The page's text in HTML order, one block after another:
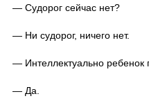
— Судорог сейчас нет?
— Ни судорог, ничего нет.
— Интеллектуально ребенок
— Да.